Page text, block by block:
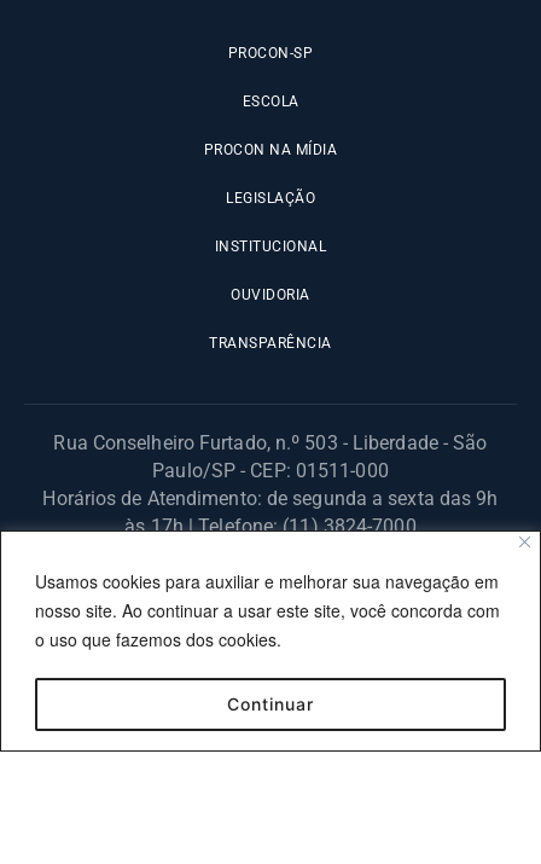
Usamos cookies para auxiliar e melhorar sua navegação em
nosso site. Ao continuar a usar este site, você concorda com
o uso que fazemos dos cookies.
Continuar
PROCON-SP
ESCOLA
PROCON NA MÍDIA
LEGISLAÇÃO
INSTITUCIONAL
OUVIDORIA
TRANSPARÊNCIA
Rua Conselheiro Furtado, n.º 503 - Liberdade - São
Paulo/SP - CEP: 01511-000
Horários de Atendimento: de segunda a sexta das 9h
às 17h | Telefone: (11) 3824-7000
© 2025 Fundação Procon – SP – Todos os direitos reservados. |
Site desenvolvido pela PRODESP.